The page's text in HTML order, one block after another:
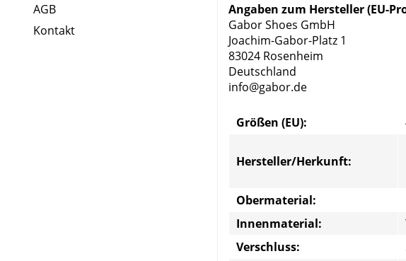
AGB
Kontakt
Angaben zum Hersteller (EU-
Gabor Shoes GmbH
Joachim-Gabor-Platz 1
83024 Rosenheim
Deutschland
info@gabor.de
Größen (EU):
Hersteller/Herkunft:
Obermaterial:
Innenmaterial:
Verschluss: